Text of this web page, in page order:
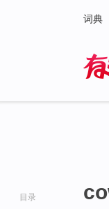
词典
目录